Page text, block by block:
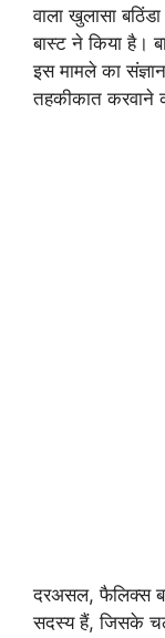
वाला खुलासा
बास्ट ने किया है।
इस मामले का
तहकीकात करवाने
दरअसल, फैलिक्स
सदस्य हैं, जिसके